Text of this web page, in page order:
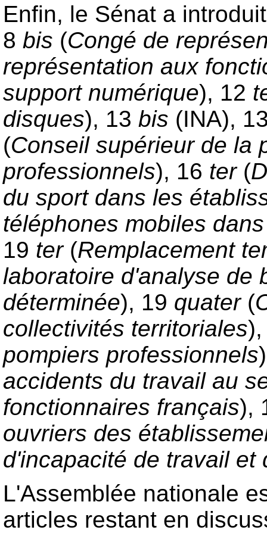
Enfin, le Sénat a
8 bis (Congé de
représentation aux
support numérique), 12
disques), 13 bis (INA),
(Conseil supérieur de la
professionnels), 16 ter (
du sport dans les
téléphones mobiles
19 ter(Remplacement
laboratoire d'analyse de
déterminée), 19 quater (
collectivités territoriales
pompiers professionnels
accidents du travail au
fonctionnaires français),
ouvriers des
d'incapacité de travail et
L'Assemblée nationale
articles restant en